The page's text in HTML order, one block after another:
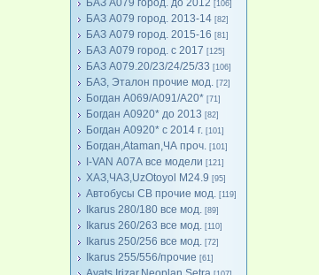
БАЗ А079 город. до 2012 [106]
БАЗ А079 город. 2013-14 [82]
БАЗ А079 город. 2015-16 [81]
БАЗ А079 город. с 2017 [125]
БАЗ А079.20/23/24/25/33 [106]
БАЗ, Эталон прочие мод. [72]
Богдан А069/А091/А20* [71]
Богдан А0920* до 2013 [82]
Богдан А0920* с 2014 г. [101]
Богдан,Ataman,ЧА проч. [101]
I-VAN А07А все модели [121]
ХАЗ,ЧАЗ,UzOtoyol M24.9 [95]
Автобусы СВ прочие мод. [119]
Ikarus 280/180 все мод. [89]
Ikarus 260/263 все мод. [110]
Ikarus 250/256 все мод. [72]
Ikarus 255/556/прочие [61]